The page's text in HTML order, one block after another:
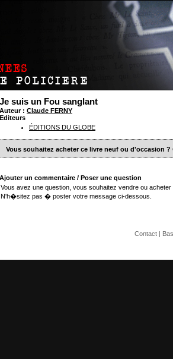
Je suis un Fou sanglant
Auteur : Claude FERNY
Editeurs
ÉDITIONS DU GLOBE
Vous souhaitez acheter ce livre neuf ou d'occasion ?
Ajouter un commentaire / Poser une question
Vous avez une question, vous souhaitez vendre ou
N'h�sitez pas � poster votre message ci-dessous.
Contact|